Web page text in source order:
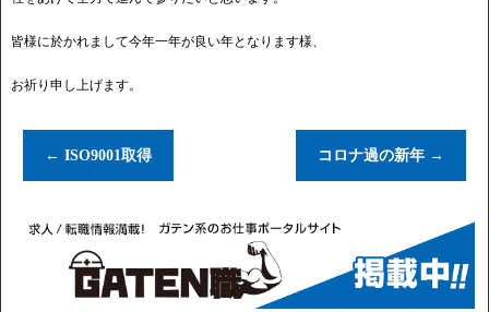
皆様に於かれまして今年一年が良い年となります様、
お祈り申し上げます。
← ISO9001取得 コロナ過の新年 →